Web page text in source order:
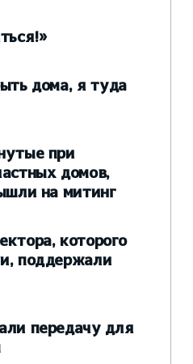
дома, я туда
при
домов,
на митинг
которого
поддержали
передачу для